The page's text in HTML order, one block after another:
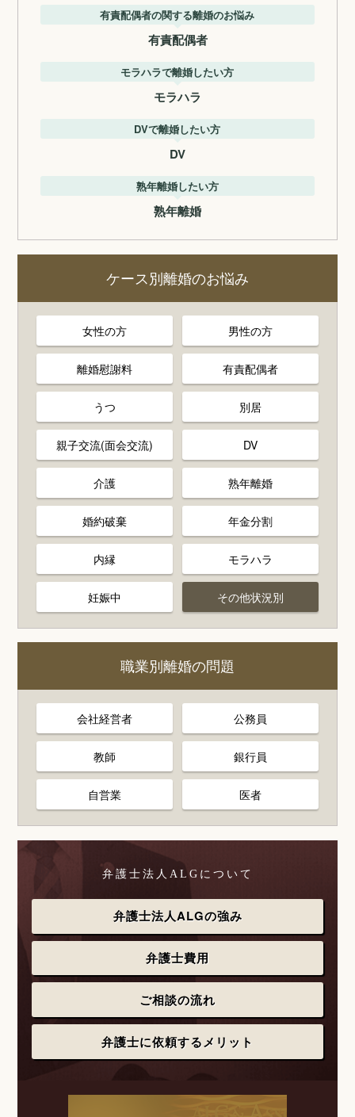
有責配偶者の関する離婚のお悩み
有責配偶者
モラハラで離婚したい方
モラハラ
DVで離婚したい方
DV
熟年離婚したい方
熟年離婚
ケース別離婚のお悩み
女性の方 男性の方
離婚慰謝料 有責配偶者
うつ 別居
親子交流(面会交流) DV
介護 熟年離婚
婚約破棄 年金分割
内縁 モラハラ
妊娠中 その他状況別
職業別離婚の問題
会社経営者 公務員
教師 銀行員
自営業 医者
弁護士法人ALGについて
弁護士法人ALGの強み
弁護士費用
ご相談の流れ
弁護士に依頼するメリット